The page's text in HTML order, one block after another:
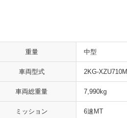
重量 中型
車両型式 2KG-XZU710M
車両総重量 7,990kg
ミッション 6速MT